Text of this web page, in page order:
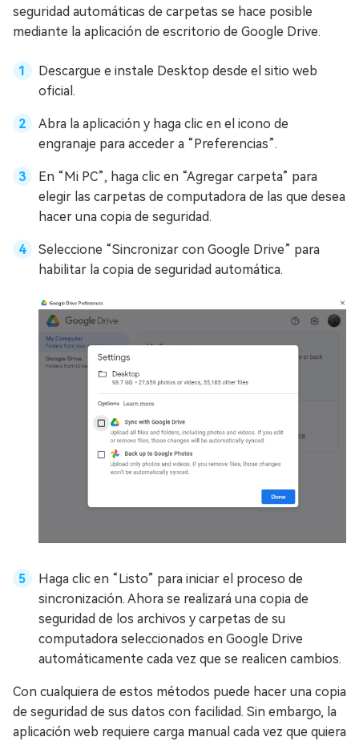
seguridad automáticas de carpetas se hace posible
mediante la aplicación de escritorio de Google Drive.
Descargue e instale Desktop desde el sitio web
oficial.
Abra la aplicación y haga clic en el icono de
engranaje para acceder a “Preferencias”.
En “Mi PC”, haga clic en “Agregar carpeta” para
elegir las carpetas de computadora de las que desea
hacer una copia de seguridad.
Seleccione “Sincronizar con Google Drive” para
habilitar la copia de seguridad automática.
Haga clic en “Listo” para iniciar el proceso de
sincronización. Ahora se realizará una copia de
seguridad de los archivos y carpetas de su
computadora seleccionados en Google Drive
automáticamente cada vez que se realicen cambios.
Con cualquiera de estos métodos puede hacer una copia
de seguridad de sus datos con facilidad. Sin embargo, la
aplicación web requiere carga manual cada vez que quiera